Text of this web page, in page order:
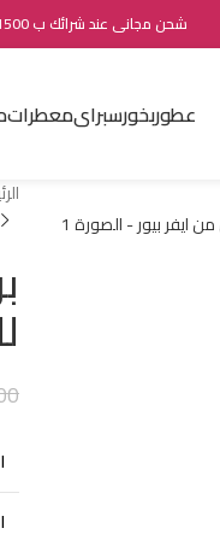
شحن مجانى عند شرائك ب 1500 جنية
عطوربخورسبراىمعطرات